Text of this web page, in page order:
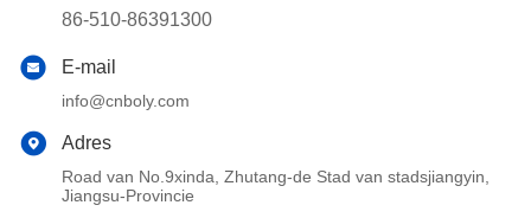
86-510-86391300
E-mail
info@cnboly.com
Adres
Road van No.9xinda, Zhutang-de Stad van stadsjiangyin,
Jiangsu-Provincie